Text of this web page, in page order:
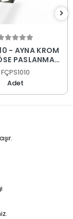
- AYNA KROM
PASLANMAZ
PROFİLİ
FÇPS1010
Adet